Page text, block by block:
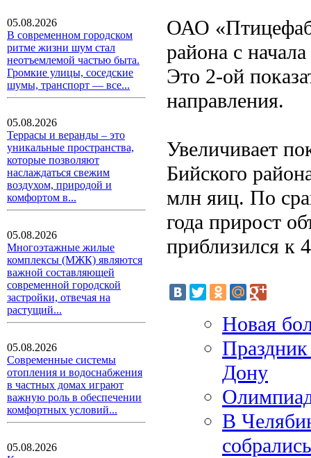
05.08.2026
В современном городском
ритме жизни шум стал
неотъемлемой частью быта.
Громкие улицы, соседские
шумы, транспорт — все...
05.08.2026
Террасы и веранды – это
уникальные пространства,
которые позволяют
наслаждаться свежим
воздухом, природой и
комфортом в...
05.08.2026
Многоэтажные жилые
комплексы (МЖК) являются
важной составляющей
современной городской
застройки, отвечая на
растущий...
05.08.2026
Современные системы
отопления и водоснабжения
в частных домах играют
важную роль в обеспечении
комфортных условий...
05.08.2026
ОАО
района с
Это 2-ой
направления.
Увеличивает
Бийского
млн яиц. По
года прирост
приблизился к
Новая
Дону
В